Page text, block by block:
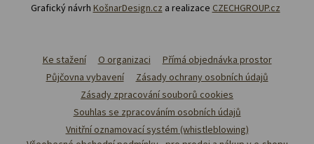
Grafický návrh KošnarDesign.cz a realizace CZECHGROUP.cz
Ke stažení O organizaci
Přímá objednávka prostor
Půjčovna vybavení
Zásady ochrany osobních údajů
Zásady zpracování souborů cookies
Souhlas se zpracováním osobních údajů
Vnitřní oznamovací systém (whistleblowing)